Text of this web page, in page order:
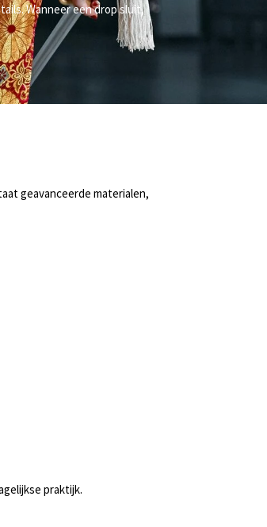
Wanneer een drop sluit,
geavanceerde materialen,
praktijk.